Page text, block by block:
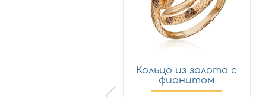
Кольцо из золота с
фианитом
Платина 0...